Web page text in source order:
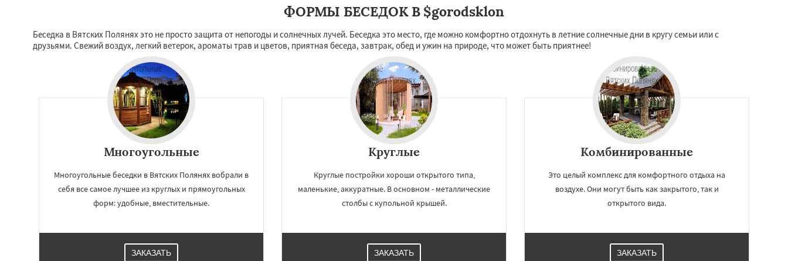
ФОРМЫ БЕСЕДОК В $gorodsklon
Беседка в Вятских Полянях это не просто защита от непогоды и солнечных лучей. Беседка это место, где можно комфортно отдохнуть в летние солнечные дни в кругу семьи или с
друзьями. Свежий воздух, легкий ветерок, ароматы трав и цветов, приятная беседа, завтрак, обед и ужин на природе, что может быть приятнее!
Многоугольные
Многоугольные беседки в Вятских Полянях вобрали в
себя все самое лучшее из круглых и прямоугольных
форм: удобные, вместительные.
ЗАКАЗАТЬ
Круглые
Круглые постройки хороши открытого типа,
маленькие, аккуратные. В основном - металлические
столбы с купольной крышей.
ЗАКАЗАТЬ
Комбинированные
Это целый комплекс для комфортного отдыха на
воздухе. Они могут быть как закрытого, так и
открытого вида.
ЗАКАЗАТЬ